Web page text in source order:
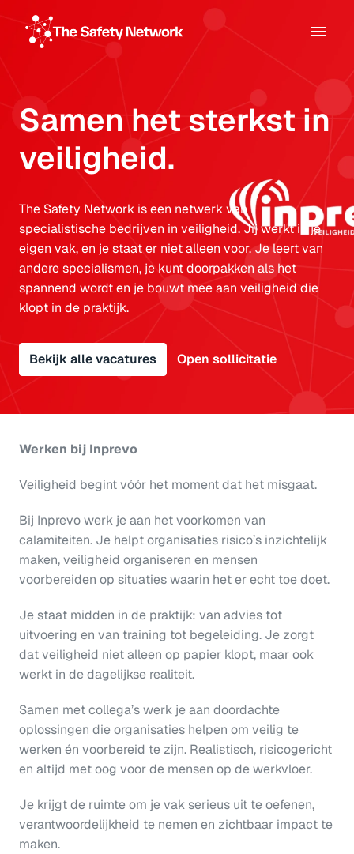
content
Homepagina
Samen het sterkst in
veiligheid.
The Safety Network is een netwerk van
specialistische bedrijven in veiligheid. Jij werkt in je
eigen vak, en je staat er niet alleen voor. Je leert van
andere specialismen, je kunt doorpakken als het
spannend wordt en je bouwt mee aan veiligheid die
klopt in de praktijk.
Bekijk alle vacatures Open sollicitatie
Werken bij Inprevo
Veiligheid begint vóór het moment dat het misgaat.
Bij Inprevo werk je aan het voorkomen van
calamiteiten. Je helpt organisaties risico’s inzichtelijk
maken, veiligheid organiseren en mensen
voorbereiden op situaties waarin het er echt toe doet.
Je staat midden in de praktijk: van advies tot
uitvoering en van training tot begeleiding. Je zorgt
dat veiligheid niet alleen op papier klopt, maar ook
werkt in de dagelijkse realiteit.
Samen met collega’s werk je aan doordachte
oplossingen die organisaties helpen om veilig te
werken én voorbereid te zijn. Realistisch, risicogericht
en altijd met oog voor de mensen op de werkvloer.
Je krijgt de ruimte om je vak serieus uit te oefenen,
verantwoordelijkheid te nemen en zichtbaar impact te
maken.